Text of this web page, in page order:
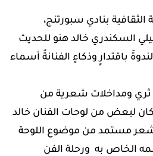
بنادي سبورتنج،
السكندري خالد هنو للحديث
باقتدارٍ وذكاءٍ الفنانةُ أسماء
ومداخلات شعرية من
لبعض من لوحات الفنان خالد
مستمد من موضوع اللوحة
الخاص به ورحلة الفن